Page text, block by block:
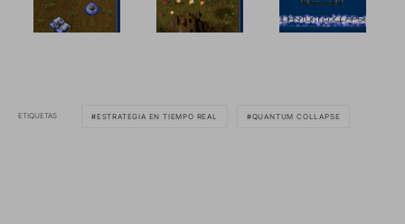
ETIQUETAS ESTRATEGIA EN TIEMPO REAL QUANTUM COLLAPSE